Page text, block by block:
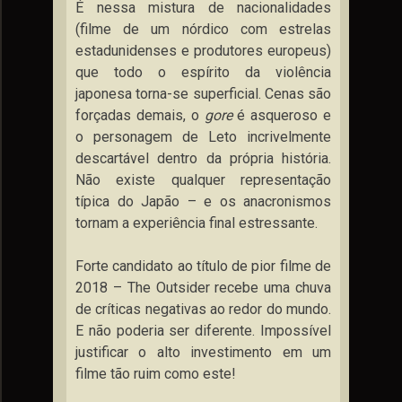
É nessa mistura de nacionalidades
(filme de um nórdico com estrelas
estadunidenses e produtores europeus)
que todo o espírito da violência
japonesa torna-se superficial. Cenas são
forçadas demais, o goreé asqueroso e
o personagem de Leto incrivelmente
descartável dentro da própria história.
Não existe qualquer representação
típica do Japão – e os anacronismos
tornam a experiência final estressante.
Forte candidato ao título de pior filme de
2018 – The Outsider recebe uma chuva
de críticas negativas ao redor do mundo.
E não poderia ser diferente. Impossível
justificar o alto investimento em um
filme tão ruim como este!